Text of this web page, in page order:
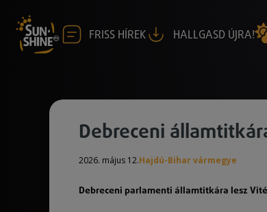
FRISS HÍREK HALLGASD ÚJRA!
Debreceni
2026. május 12.Hajdú-Bihar vármegye
Debreceni parlamenti államtitkára lesz